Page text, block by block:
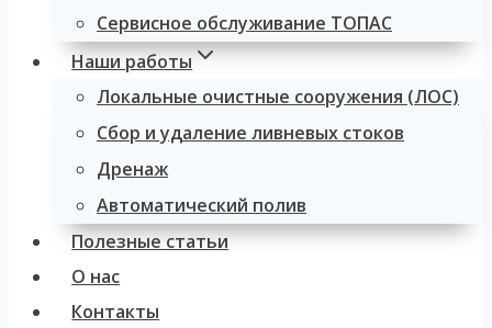
Сервисное обслуживание ТОПАС
Наши работы
Локальные очистные сооружения (ЛОС)
Сбор и удаление ливневых стоков
Дренаж
Автоматический полив
Полезные статьи
О нас
Контакты